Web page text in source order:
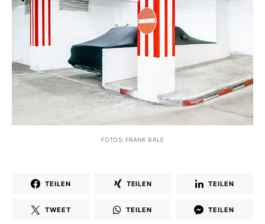
FOTOS: FRANK BALE
TEILEN TEILEN TEILEN
TWEET TEILEN TEILEN